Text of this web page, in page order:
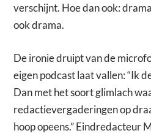
verschijnt. Hoe dan ook:
ook drama.
De ironie druipt van de
eigen podcast laat vallen: “Ik
Dan met het soort glimlach
redactievergaderingen op
hoop opeens.” Eindredacteur